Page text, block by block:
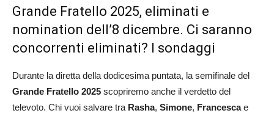
Grande Fratello 2025, eliminati e
nomination dell’8 dicembre. Ci saranno
concorrenti eliminati? I sondaggi
Durante la diretta della dodicesima puntata, la semifinale del
Grande Fratello 2025 scopriremo anche il verdetto del
televoto. Chi vuoi salvare tra Rasha, Simone, Francescae